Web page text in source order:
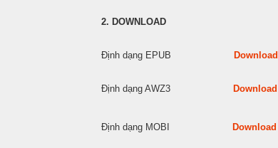
2. DOWNLOAD
Định dạng EPUB Download
Định dạng AWZ3 Download
Định dạng MOBI Download